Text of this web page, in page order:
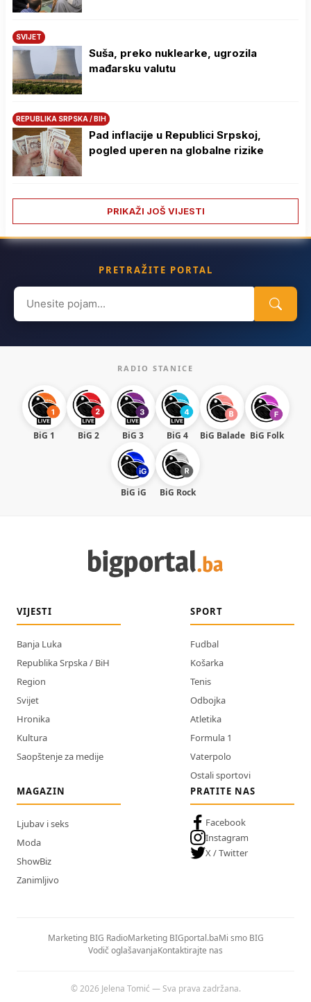
SVIJET
Suša, preko nuklearke, ugrozila
mađarsku valutu
REPUBLIKA SRPSKA / BIH
Pad inflacije u Republici Srpskoj,
pogled uperen na globalne rizike
PRIKAŽI JOŠ VIJESTI
PRETRAŽITE PORTAL
Search
for:
RADIO STANICE
BiG 1 BiG 2 BiG 3 BiG 4 BiG Balade BiG Folk
BiG iG BiG Rock
VIJESTI
Banja Luka
Republika Srpska / BiH
Region
Svijet
Hronika
Kultura
Saopštenje za medije
SPORT
Fudbal
Košarka
Tenis
Odbojka
Atletika
Formula 1
Vaterpolo
Ostali sportovi
MAGAZIN
Ljubav i seks
Moda
ShowBiz
Zanimljivo
PRATITE NAS
Facebook
Instagram
X / Twitter
Marketing BIG RadioMarketing BIGportal.baMi smo BIG
Vodič oglašavanjaKontaktirajte nas
© 2026 Jelena Tomić — Sva prava zadržana.